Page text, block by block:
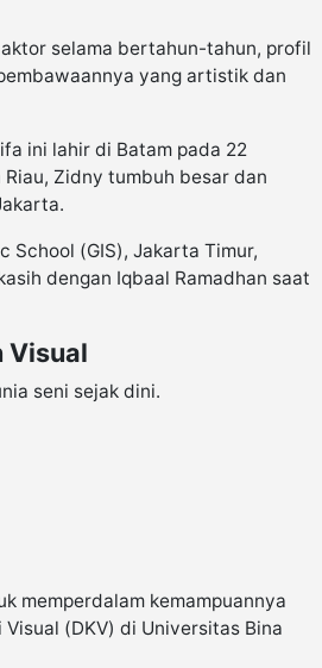
selama bertahun-tahun, profil
yang artistik dan
ini lahir di Batam pada 22
Zidny tumbuh besar dan
School (GIS), Jakarta Timur,
dengan Iqbaal Ramadhan saat
Visual
seni sejak dini.
memperdalam kemampuannya
(DKV) di Universitas Bina